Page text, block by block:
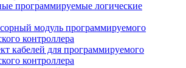
программируемые логические
модуль программируемого
контроллера
кабелей для программируемого
контроллера